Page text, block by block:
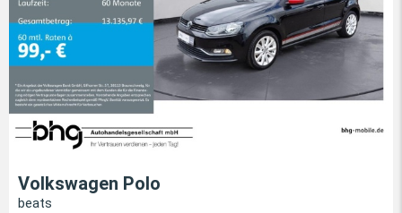
Volkswagen Polo
beats